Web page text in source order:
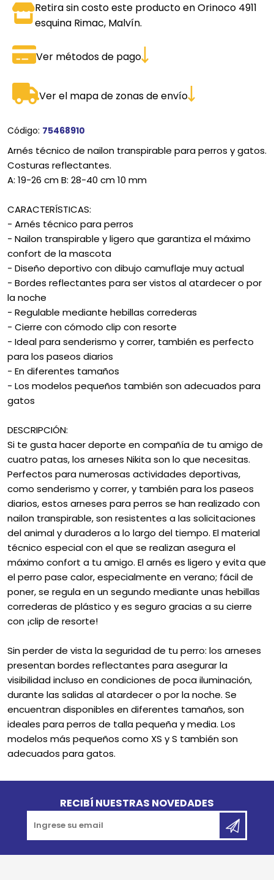
Retira sin costo este producto en Orinoco 4911
esquina Rimac, Malvín.
Ver métodos de pago
Ver el mapa de zonas de envío
Código: 75468910
Arnés técnico de nailon transpirable para perros y gatos.
Costuras reflectantes.
A: 19-26 cm B: 28-40 cm 10 mm
CARACTERÍSTICAS:
- Arnés técnico para perros
- Nailon transpirable y ligero que garantiza el máximo
confort de la mascota
- Diseño deportivo con dibujo camuflaje muy actual
- Bordes reflectantes para ser vistos al atardecer o por
la noche
- Regulable mediante hebillas correderas
- Cierre con cómodo clip con resorte
- Ideal para senderismo y correr, también es perfecto
para los paseos diarios
- En diferentes tamaños
- Los modelos pequeños también son adecuados para
gatos
DESCRIPCIÓN:
Si te gusta hacer deporte en compañía de tu amigo de
cuatro patas, los arneses Nikita son lo que necesitas.
Perfectos para numerosas actividades deportivas,
como senderismo y correr, y también para los paseos
diarios, estos arneses para perros se han realizado con
nailon transpirable, son resistentes a las solicitaciones
del animal y duraderos a lo largo del tiempo. El material
técnico especial con el que se realizan asegura el
máximo confort a tu amigo. El arnés es ligero y evita que
el perro pase calor, especialmente en verano; fácil de
poner, se regula en un segundo mediante unas hebillas
correderas de plástico y es seguro gracias a su cierre
con ¡clip de resorte!
Sin perder de vista la seguridad de tu perro: los arneses
presentan bordes reflectantes para asegurar la
visibilidad incluso en condiciones de poca iluminación,
durante las salidas al atardecer o por la noche. Se
encuentran disponibles en diferentes tamaños, son
ideales para perros de talla pequeña y media. Los
modelos más pequeños como XS y S también son
adecuados para gatos.
RECIBÍ NUESTRAS NOVEDADES